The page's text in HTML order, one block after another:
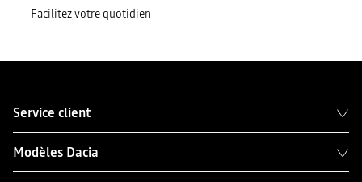
Facilitez votre quotidien
Service client
Modèles Dacia